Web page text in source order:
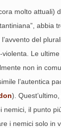
molto attuali)
del
Le
non in
l’autentica
).
il punto
i nemici solo in